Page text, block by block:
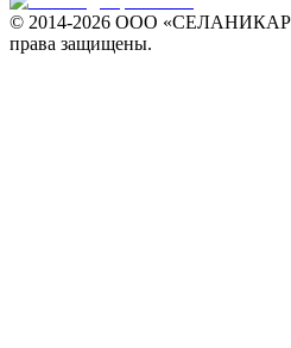
© 2014-2026 ООО
права защищены.